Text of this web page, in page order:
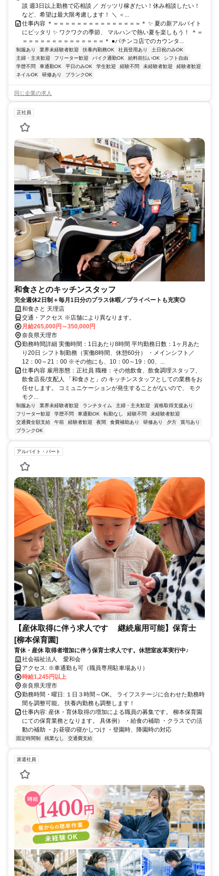
談 週3日以上勤務で応相談 ／ ガッツリ稼ぎたい！休み相談したい！
など、希望は最大限考慮します！ ＼ ＜...
仕事内容 ＊＝＝＝＝＝＝＝＝＝＝＝＝＝＝＝＊ ✨ 夏の新アルバイト
にピッタリ ✨ ワクワクの季節、 マルハンで熱い夏を楽しもう！ ＊＝
＝＝＝＝＝＝＝＝＝＝＝＝＝＝＊ ●パチンコ店でのカウンタ...
制服あり 業界未経験者歓迎 扶養内勤務OK 社員登用あり
土日祝のみOK
主婦・主夫歓迎
フリーター歓迎 バイク通勤OK 給料前払いOK
シフト自由
学歴不問
車通勤OK 平日のみOK 学生歓迎 経験不問 未経験者歓迎
経験者歓迎
ネイルOK
研修あり ブランクOK
同じ企業の求人
正社員
和食さとのキッチンスタッフ
完全週休2日制＋毎月1日分のプラス休暇／プライベートも充実◎
和食さと 天理店
交通・アクセス ※店舗により異なります。
月給265,000円～350,000円
奈良県天理市
勤務時間詳細 実働時間：1日あたり8時間 平均勤務日数：1ヶ月あた
り20日 シフト制勤務（実働8時間、休憩60分） ・メインシフト／
12：00～21：00 ※その他にも、10：00～19：00、...
仕事内容 雇用形態：正社員 職種：その他飲食、飲食調理スタッフ、
飲食店長/支配人 「和食さと」の キッチンスタッフとしての業務をお
任せします。 コミュニケーションが発生することがないので、 モク
モク...
制服あり 業界未経験者歓迎 ランチタイム 主婦・主夫歓迎
資格取得支援あり
フリーター歓迎
学歴不問 車通勤OK 転勤なし 経験不問
未経験者歓迎
交通費全額支給
午前 経験者歓迎 夜間 食費補助あり 研修あり 夕方
賞与あり
ブランクOK
アルバイト・パート
【産休取得に伴う求人です 継続雇用可能】保育士
[柳本保育園]
育休・産休 取得者増加に伴う保育士求人です。休憩室改革実行中♪
社会福祉法人 愛和会
アクセス: ※車通勤も可（職員専用駐車場あり）
時給1,245円以上
奈良県天理市
勤務時間・曜日: ​１日３時間～OK。 ライフステージに合わせた勤務時
間を調整可能。 扶養内勤務も調整します！
仕事内容: 産休・育休取得の増加による職員の募集です。 柳本保育園
にての保育業務となります。 具体例） ・給食の補助 ・クラスでの活
動の補助 ・お昼寝の寝かしつけ ・登園時、降園時の対応
固定時間制 残業なし 交通費支給
派遣社員